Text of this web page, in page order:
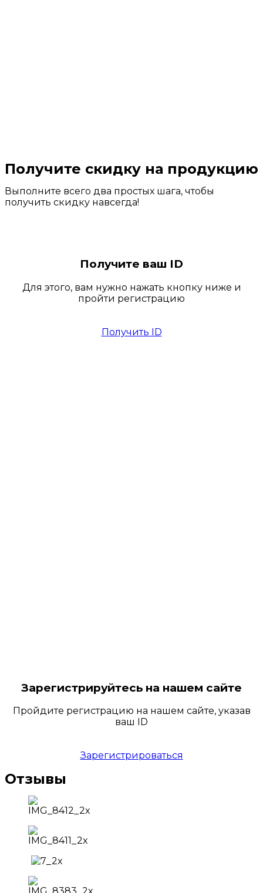
Получите скидку на продукцию
Выполните всего два простых шага, чтобы
получить скидку навсегда!
Получите ваш ID
Для этого, вам нужно нажать кнопку ниже и
пройти регистрацию
Получить ID
Зарегистрируйтесь на нашем сайте
Пройдите регистрацию на нашем сайте, указав
ваш ID
Зарегистрироваться
Отзывы